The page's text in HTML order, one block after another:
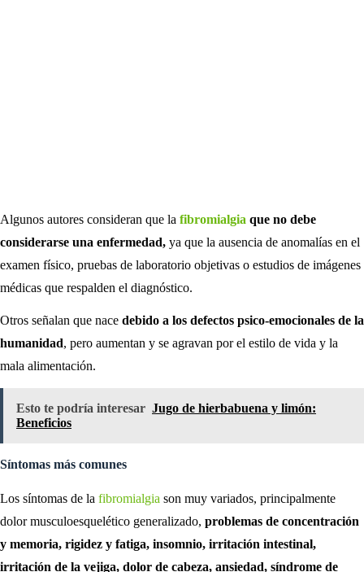
Algunos autores consideran que la fibromialgia que no debe
considerarse una enfermedad, ya que la ausencia de anomalías en el
examen físico, pruebas de laboratorio objetivas o estudios de imágenes
médicas que respalden el diagnóstico.
Otros señalan que nace debido a los defectos psico-emocionales de la
humanidad, pero aumentan y se agravan por el estilo de vida y la
mala alimentación.
Esto te podría interesar Jugo de hierbabuena y limón:
Beneficios
Síntomas más comunes
Los síntomas de la fibromialgia son muy variados, principalmente
dolor musculoesquelético generalizado, problemas de concentración
y memoria, rigidez y fatiga, insomnio, irritación intestinal,
irritación de la vejiga, dolor de cabeza, ansiedad, síndrome de